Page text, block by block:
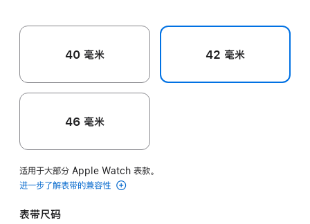
40 毫米 42 毫米
46 毫米
适用于大部分 Apple Watch 表款。
进一步了解表带的兼容性
表带尺码